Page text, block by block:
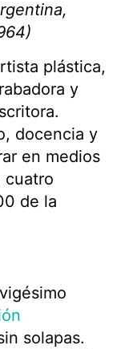
plástica,
y
docencia y
en medios
cuatro
de la
solapas.